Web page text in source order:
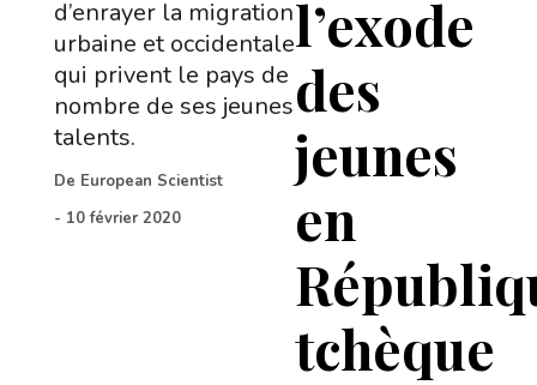
l’exode
des
jeunes
en
tchèque
d’enrayer la migration
urbaine et occidentale
qui privent le pays de
nombre de ses jeunes
talents.
De European Scientist
- 10 février 2020